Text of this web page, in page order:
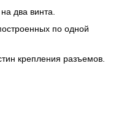
два винта.
по одной
крепления разъемов.